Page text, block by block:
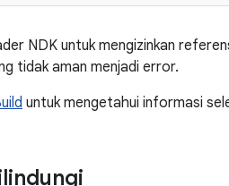
NDK untuk mengizinkan
tidak aman menjadi error.
untuk mengetahui informasi